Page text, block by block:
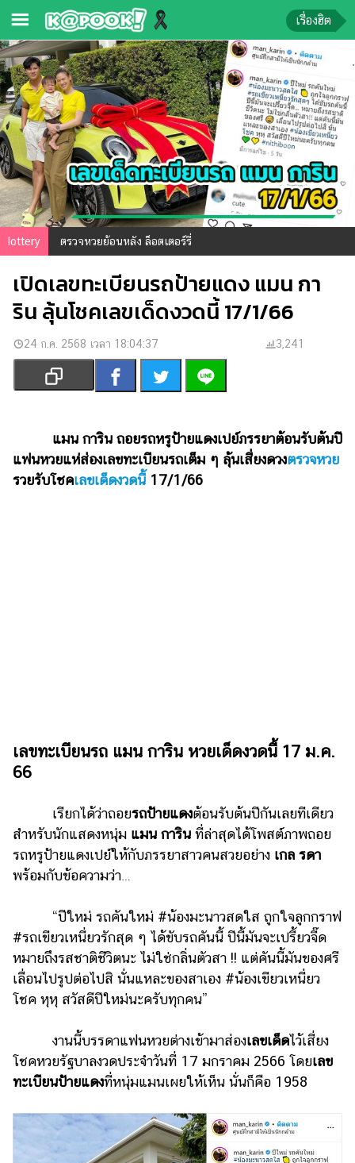
ข่าว-
ความ
รู้
ข่าว
ข่าว
บันเทิง
ตรวจ
หวย
ผล
บอล
สด
การ
เงิน
การ
บันเทิง
รูปภาพ
ดูด
วง
ผู้ชาย
สุขภาพ
เที่ยว
สูตร
อาหาร
ง่ายๆ
ปิ้ง
รถยนต์
บ้าน
เรื่องฮิต
lottery ตรวจหวยย้อนหลัง ล็อตเตอร์รี่
เปิดเลขทะเบียนรถป้ายแดง แมน กา
ริน ลุ้นโชคเลขเด็ดงวดนี้ 17/1/66
24 ก.ค. 2568 เวลา 18:04:37 3,241
แมน การิน ถอยรถหรูป้ายแดงเปย์ภรรยาต้อนรับต้นปี
แฟนหวยแห่ส่องเลขทะเบียนรถเต็ม ๆ ลุ้นเสี่ยงดวงตรวจหวย
รวยรับโชคเลขเด็ดงวดนี้17/1/66
เลขทะเบียนรถ แมน การิน หวยเด็ดงวดนี้ 17 ม.ค.
66
เรียกได้ว่าถอยรถป้ายแดงต้อนรับต้นปีกันเลยทีเดียว
สำหรับนักแสดงหนุ่ม แมน การิน ที่ล่าสุดได้โพสต์ภาพถอย
รถหรูป้ายแดงเปย์ให้กับภรรยาสาวคนสวยอย่าง เกล รดา
พร้อมกับข้อความว่า…
“ปีใหม่ รถคันใหม่ #น้องมะนาวสดใส ถูกใจลูกกราฟ
#รถเขียวเหนี่ยวรักสุด ๆ ได้ขับรถคันนี้ ปีนี้มันจะเปรี้ยวจี๊ด
หมายถึงรสชาติชีวิตนะ ไม่ใช่กลิ่นตัวสา !! แต่คันนี้มันของศรี
เลื่อนไปรูปต่อไปสิ นั่นแหละของสาเอง #น้องเขียวเหนี่ยว
โชค หุหุ สวัสดีปีใหม่นะครับทุกคน”
งานนี้บรรดาแฟนหวยต่างเข้ามาส่องเลขเด็ดไว้เสี่ยง
โชคหวยรัฐบาลงวดประจำวันที่ 17 มกราคม 2566 โดยเลข
ทะเบียนป้ายแดงที่หนุ่มแมนเผยให้เห็น นั่นก็คือ 1958